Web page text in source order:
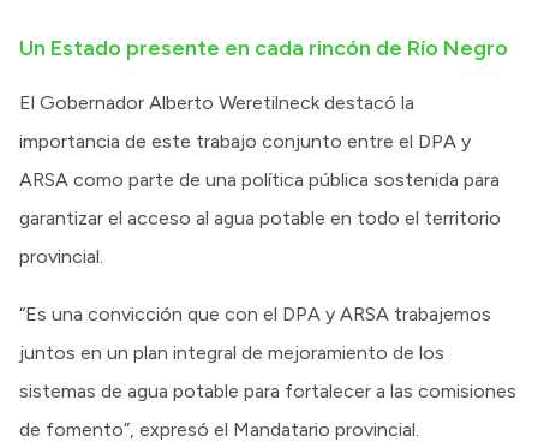
Un Estado presente en cada rincón de Río Negro
El Gobernador Alberto Weretilneck destacó la
importancia de este trabajo conjunto entre el DPA y
ARSA como parte de una política pública sostenida para
garantizar el acceso al agua potable en todo el territorio
provincial.
“Es una convicción que con el DPA y ARSA trabajemos
juntos en un plan integral de mejoramiento de los
sistemas de agua potable para fortalecer a las comisiones
de fomento”, expresó el Mandatario provincial.